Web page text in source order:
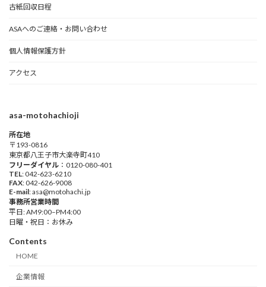
古紙回収日程
ASAへのご連絡・お問い合わせ
個人情報保護方針
アクセス
asa-motohachioji
所在地
〒193-0816
東京都八王子市大楽寺町410
フリーダイヤル ：0120-080-401
TEL: 042-623-6210
FAX: 042-626-9008
E-mail: asa@motohachi.jp
事務所営業時間
平日: AM9:00–PM4:00
日曜・祝日：お休み
Contents
HOME
企業情報